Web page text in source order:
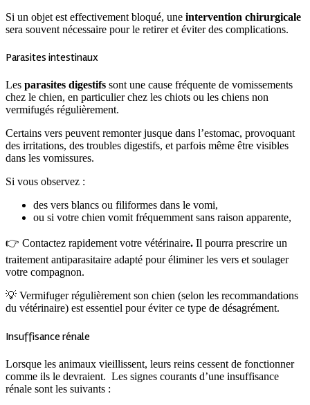
Si un objet est effectivement bloqué, une intervention chirurgicale
sera souvent nécessaire pour le retirer et éviter des complications.
Parasites intestinaux
Les parasites digestifs sont une cause fréquente de vomissements
chez le chien, en particulier chez les chiots ou les chiens non
vermifugés régulièrement.
Certains vers peuvent remonter jusque dans l’estomac, provoquant
des irritations, des troubles digestifs, et parfois même être visibles
dans les vomissures.
Si vous observez :
des vers blancs ou filiformes dans le vomi,
ou si votre chien vomit fréquemment sans raison apparente,
👉 Contactez rapidement votre vétérinaire. Il pourra prescrire un
traitement antiparasitaire adapté pour éliminer les vers et soulager
votre compagnon.
💡 Vermifuger régulièrement son chien (selon les recommandations
du vétérinaire) est essentiel pour éviter ce type de désagrément.
Insuffisance rénale
Lorsque les animaux vieillissent, leurs reins cessent de fonctionner
comme ils le devraient. Les signes courants d’une insuffisance
rénale sont les suivants :